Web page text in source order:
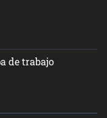
de trabajo